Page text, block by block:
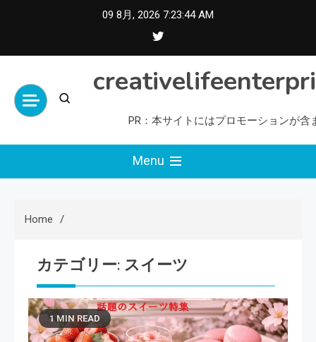
09 8月, 2026 7:23:45 AM
PR：本サイトにはプロモーションが含
Menu
Home
カテゴリー: スイーツ
1 MIN READ